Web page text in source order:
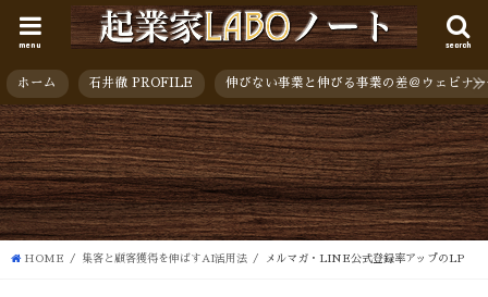
search
menu
ホーム 石井徹 PROFILE 伸びない事業と伸びる事業の差＠ウェビナ
HOME 集客と顧客獲得を伸ばすAI活用法 メルマガ・LINE公式登録率アップのLP